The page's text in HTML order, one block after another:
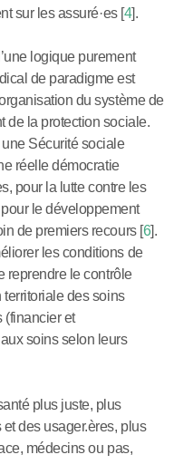
sur les assuré·es[4].
logique purement
de paradigme est
du système de
de la protection sociale.
Sécurité sociale
réelle démocratie
pour la lutte contre les
le développement
de premiers recours[6].
les conditions de
reprendre le contrôle
territoriale des soins
(financier et
soins selon leurs
plus juste, plus
des usager.ères, plus
médecins ou pas,